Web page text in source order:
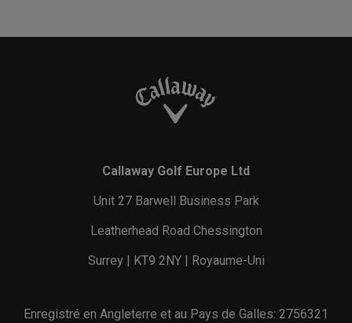
Callaway Golf Europe Ltd
Unit 27 Barwell Business Park
Leatherhead Road Chessington
Surrey | KT9 2NY | Royaume-Uni
Enregistré en Angleterre et au Pays de Galles: 2756321